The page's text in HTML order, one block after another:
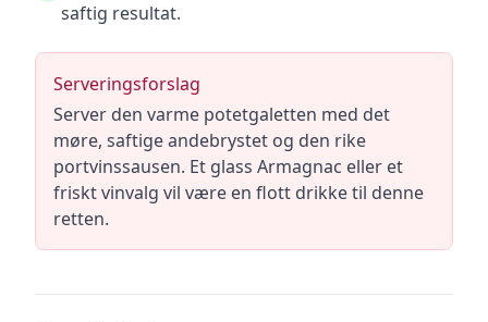
saftig resultat.
Serveringsforslag
Server den varme potetgaletten med det
møre, saftige andebrystet og den rike
portvinssausen. Et glass Armagnac eller et
friskt vinvalg vil være en flott drikke til denne
retten.